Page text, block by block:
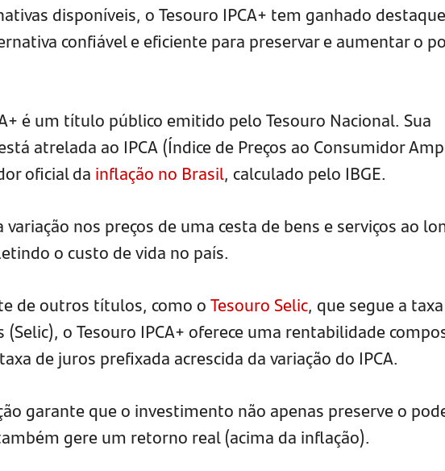
disponíveis, o Tesouro IPCA+ tem ganhado destaque
confiável e eficiente para preservar e aumentar o
é um título público emitido pelo Tesouro Nacional. Sua
atrelada ao IPCA (Índice de Preços ao Consumidor
oficial da inflação no Brasil, calculado pelo IBGE.
variação nos preços de uma cesta de bens e serviços ao
o custo de vida no país.
de outros títulos, como oTesouro Selic, que segue a taxa
(Selic), o Tesouro IPCA+ oferece uma rentabilidade
de juros prefixada acrescida da variação do IPCA.
garante que o investimento não apenas preserve o
gere um retorno real (acima da inflação).